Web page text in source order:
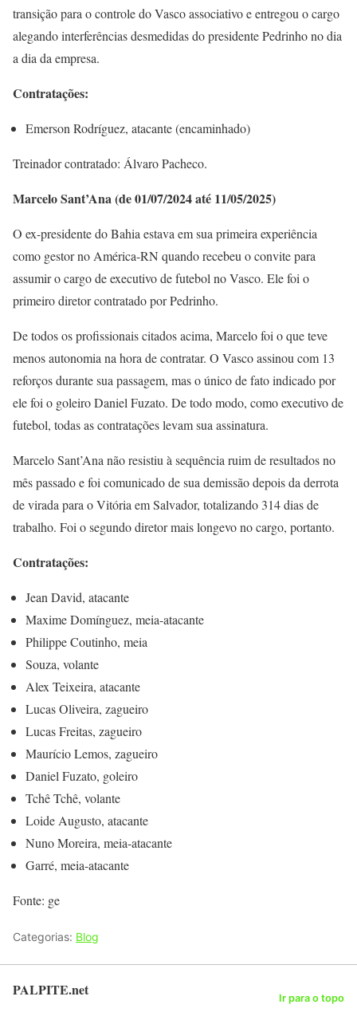
transição para o controle do Vasco associativo e entregou o cargo
alegando interferências desmedidas do presidente Pedrinho no dia
a dia da empresa.
Contratações:
Emerson Rodríguez, atacante (encaminhado)
Treinador contratado: Álvaro Pacheco.
Marcelo Sant’Ana (de 01/07/2024 até 11/05/2025)
O ex-presidente do Bahia estava em sua primeira experiência
como gestor no América-RN quando recebeu o convite para
assumir o cargo de executivo de futebol no Vasco. Ele foi o
primeiro diretor contratado por Pedrinho.
De todos os profissionais citados acima, Marcelo foi o que teve
menos autonomia na hora de contratar. O Vasco assinou com 13
reforços durante sua passagem, mas o único de fato indicado por
ele foi o goleiro Daniel Fuzato. De todo modo, como executivo de
futebol, todas as contratações levam sua assinatura.
Marcelo Sant’Ana não resistiu à sequência ruim de resultados no
mês passado e foi comunicado de sua demissão depois da derrota
de virada para o Vitória em Salvador, totalizando 314 dias de
trabalho. Foi o segundo diretor mais longevo no cargo, portanto.
Contratações:
Jean David, atacante
Maxime Domínguez, meia-atacante
Philippe Coutinho, meia
Souza, volante
Alex Teixeira, atacante
Lucas Oliveira, zagueiro
Lucas Freitas, zagueiro
Maurício Lemos, zagueiro
Daniel Fuzato, goleiro
Tchê Tchê, volante
Loide Augusto, atacante
Nuno Moreira, meia-atacante
Garré, meia-atacante
Fonte: ge
Categorias: Blog
PALPITE.net Ir para o topo